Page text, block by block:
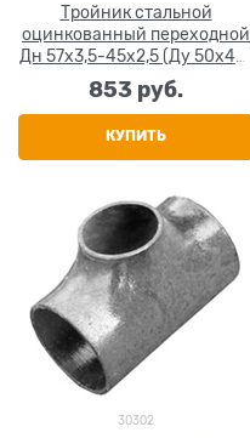
Тройник стальной
оцинкованный переходной
Дн 57х3,5-45х2,5 (Ду 50х40)
бесшовный ГОСТ 17376-2001
853 руб.
КУПИТЬ
30302